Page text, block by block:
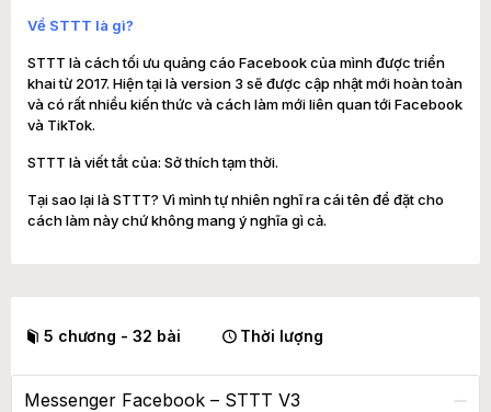
Về STTT là gì?
STTT là cách tối ưu quảng cáo Facebook của mình được triển
khai từ 2017. Hiện tại là version 3 sẽ được cập nhật mới hoàn toàn
và có rất nhiều kiến thức và cách làm mới liên quan tới Facebook
và TikTok.
STTT là viết tắt của: Sở thích tạm thời.
Tại sao lại là STTT? Vì mình tự nhiên nghĩ ra cái tên để đặt cho
cách làm này chứ không mang ý nghĩa gì cả.
5 chương - 32 bài Thời lượng
Messenger Facebook – STTT V3